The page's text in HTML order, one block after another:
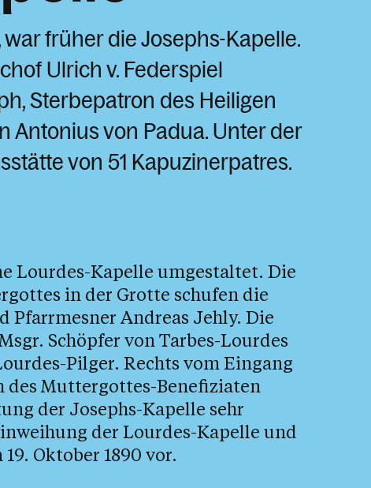
früher die Josephs-Kapelle.
Ulrich v. Federspiel
Sterbepatron des Heiligen
Antonius von Padua. Unter der
von 51 Kapuzinerpatres.
Lourdes-Kapelle umgestaltet. Die
in der Grotte schufen die
Pfarrmesner Andreas Jehly. Die
Schöpfer von Tarbes-Lourdes
Pilger. Rechts vom Eingang
des Muttergottes-Benefiziaten
der Josephs-Kapelle sehr
der Lourdes-Kapelle und
Oktober 1890 vor.